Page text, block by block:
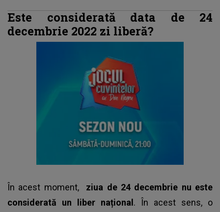
Este considerată data de 24
decembrie 2022 zi liberă?
În acest moment, ziua de 24 decembrie nu este
considerată un liber național . În acest sens, o